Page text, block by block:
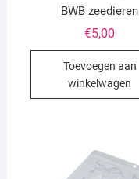
BWB zeedieren
€5,00
Toevoegen aan
winkelwagen